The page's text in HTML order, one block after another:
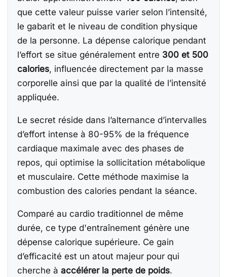
que cette valeur puisse varier selon l’intensité,
le gabarit et le niveau de condition physique
de la personne. La dépense calorique pendant
l’effort se situe généralement entre 300 et 500
calories, influencée directement par la masse
corporelle ainsi que par la qualité de l’intensité
appliquée.
Le secret réside dans l’alternance d’intervalles
d’effort intense à 80-95% de la fréquence
cardiaque maximale avec des phases de
repos, qui optimise la sollicitation métabolique
et musculaire. Cette méthode maximise la
combustion des calories pendant la séance.
Comparé au cardio traditionnel de même
durée, ce type d'entraînement génère une
dépense calorique supérieure. Ce gain
d’efficacité est un atout majeur pour qui
cherche à accélérer la perte de poids.